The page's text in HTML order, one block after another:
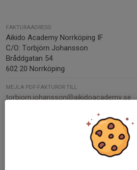
FAKTURAADRESS
Aikido Academy Norrköping IF
C/O: Torbjörn Johansson
Bråddgatan 54
602 20 Norrköping
MEJLA PDF-FAKTUROR TILL
torbjorn.johansson@aikidoacademy.se